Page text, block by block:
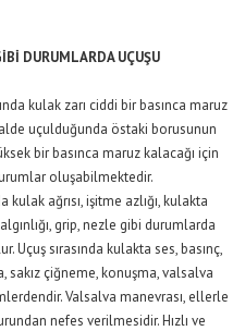
DURUMLARDA UÇUŞU
kulak zarı ciddi bir basınca maruz
uçulduğunda östaki borusunun
bir basınca maruz kalacağı için
oluşabilmektedir.
ağrısı, işitme azlığı, kulakta
grip, nezle gibi durumlarda
sırasında kulakta ses, basınç,
sakız çiğneme, konuşma, valsalva
Valsalva manevrası, ellerle
nefes verilmesidir. Hızlı ve